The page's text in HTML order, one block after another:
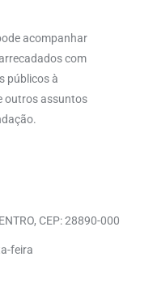
acompanhar
com
públicos à
outros assuntos
CEP: 28890-000
feira